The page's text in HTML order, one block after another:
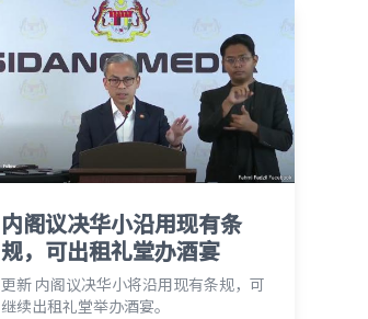
内阁议决华小沿用现有条
规，可出租礼堂办酒宴
更新 内阁议决华小将沿用现有条规，可
继续出租礼堂举办酒宴。